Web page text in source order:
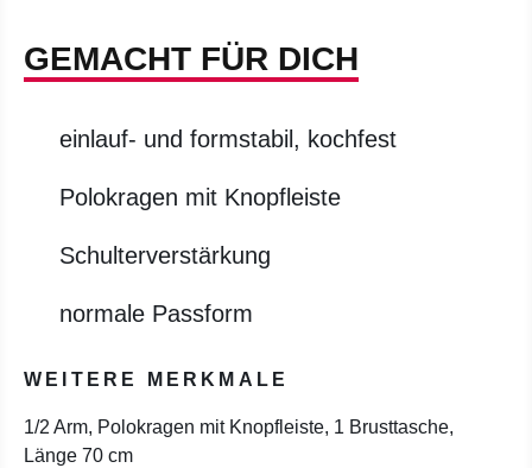
GEMACHT FÜR DICH
einlauf- und formstabil, kochfest
Polokragen mit Knopfleiste
Schulterverstärkung
normale Passform
WEITERE MERKMALE
1/2 Arm, Polokragen mit Knopfleiste, 1 Brusttasche,
Länge 70 cm